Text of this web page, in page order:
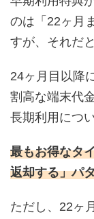
のは「22ヶ月
すが、それだ
24ヶ月目以降
割高な端末代
長期利用につ
最もお得なタ
返却する」パ
ただし、22ヶ